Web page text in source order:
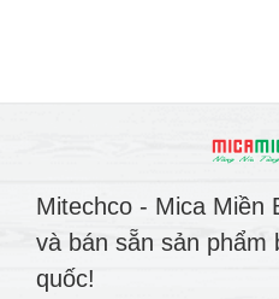
Mitechco - Mica Miền
và bán sẵn sản phẩm
quốc!